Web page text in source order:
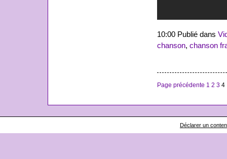
10:00 Publié dans
chanson, chanson
Page précédente 1 2 3 4
Déclarer un